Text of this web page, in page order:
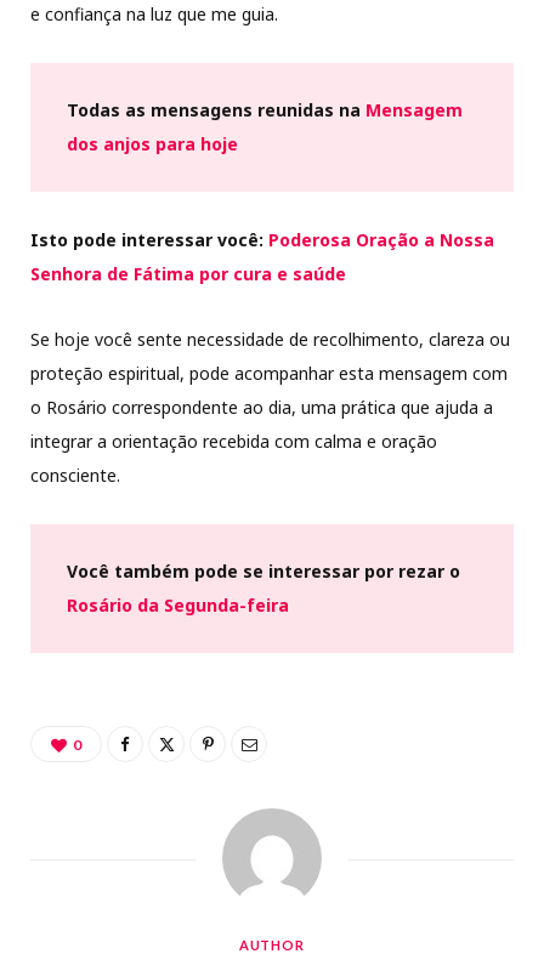
e confiança na luz que me guia.
Todas as mensagens reunidas na Mensagem
dos anjos para hoje
Isto pode interessar você: Poderosa Oração a Nossa
Senhora de Fátima por cura e saúde
Se hoje você sente necessidade de recolhimento, clareza ou
proteção espiritual, pode acompanhar esta mensagem com
o Rosário correspondente ao dia, uma prática que ajuda a
integrar a orientação recebida com calma e oração
consciente.
Você também pode se interessar por rezar o
Rosário da Segunda-feira
0
AUTHOR